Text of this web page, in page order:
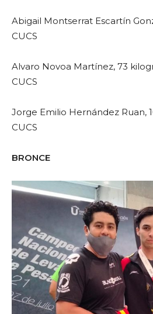
Abigail Montserrat Escartín
CUCS
Alvaro Novoa Martínez, 73
CUCS
Jorge Emilio Hernández Ruan,
CUCS
BRONCE